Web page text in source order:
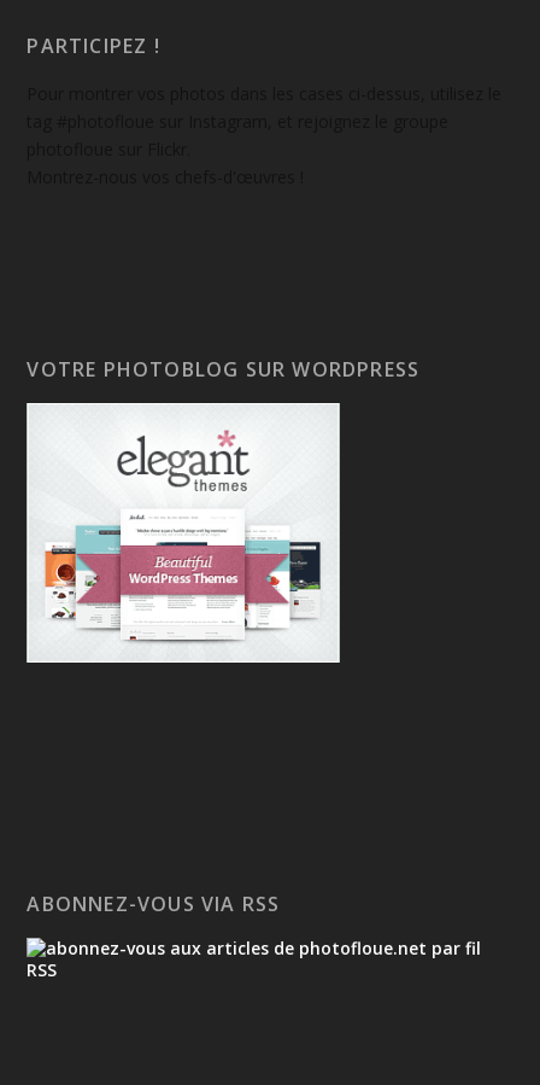
PARTICIPEZ !
VOTRE PHOTOBLOG SUR WORDPRESS
ABONNEZ-VOUS VIA RSS